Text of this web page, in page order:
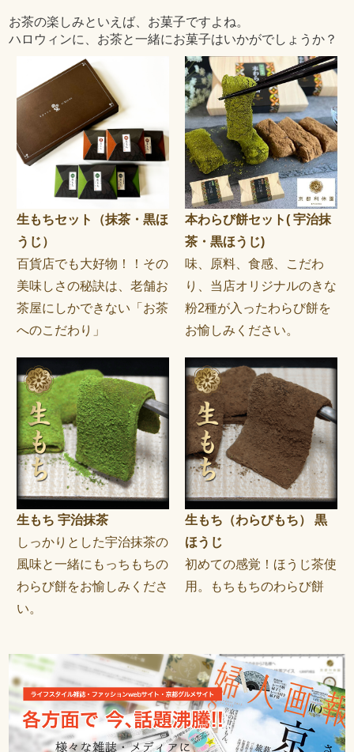
お茶の楽しみといえば、お菓子ですよね。
ハロウィンに、お茶と一緒にお菓子はいかがでしょうか？
生もちセット（抹茶・黒ほ
うじ）
百貨店でも大好物！！その
美味しさの秘訣は、老舗お
茶屋にしかできない「お茶
へのこだわり」
本わらび餅セット( 宇治抹
茶・黒ほうじ)
味、原料、食感、こだわ
り、当店オリジナルのきな
粉2種が入ったわらび餅を
お愉しみください。
生もち 宇治抹茶
しっかりとした宇治抹茶の
風味と一緒にもっちもちの
わらび餅をお愉しみくださ
い。
生もち（わらびもち） 黒
ほうじ
初めての感覚！ほうじ茶使
用。もちもちのわらび餅